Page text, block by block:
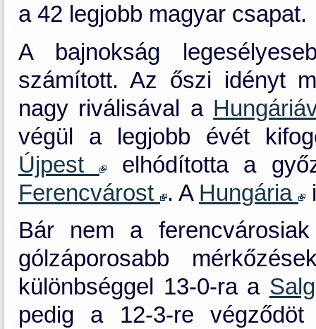
a 42 legjobb magyar csapat.
A bajnokság
számított. Az őszi idényt
nagy riválisával a
végül a legjobb évét
Újpest
elhódította a
Ferencvárost
. A Hungária
Bár nem a
gólzáporosabb
különbséggel 13-0-ra a
pedig a 12-3-re